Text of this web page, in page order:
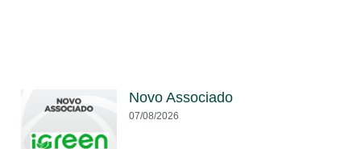
Novo Associado
07/08/2026